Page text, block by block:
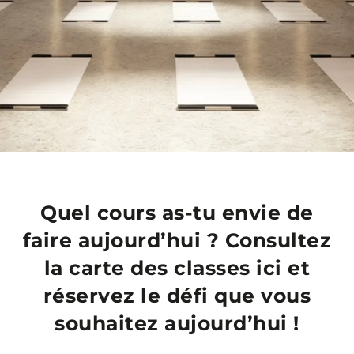
Quel cours as-tu envie de
faire aujourd’hui ? Consultez
la carte des classes ici et
réservez le défi que vous
souhaitez aujourd’hui !